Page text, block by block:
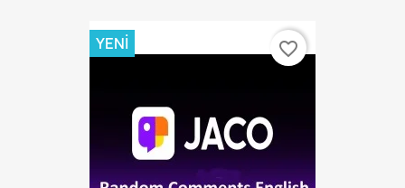
YENI favorite_border